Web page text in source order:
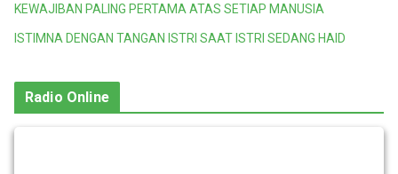
KEWAJIBAN PALING PERTAMA ATAS SETIAP MANUSIA
ISTIMNA DENGAN TANGAN ISTRI SAAT ISTRI SEDANG HAID
Radio Online